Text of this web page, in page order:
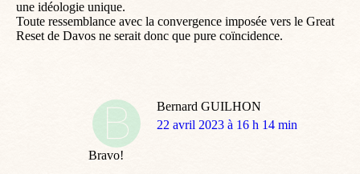
une idéologie unique.
Toute ressemblance avec la convergence imposée vers le Great
Reset de Davos ne serait donc que pure coïncidence.
Bernard GUILHON
dit
22 avril 2023 à 16 h 14 min
Bravo!